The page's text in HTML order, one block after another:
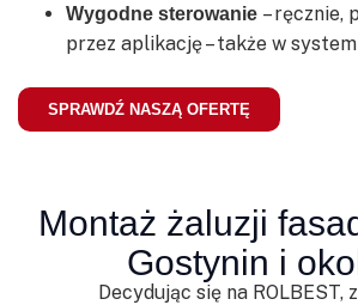
Wygodne sterowanie – ręcznie,
przez aplikację – także w
SPRAWDŹ NASZĄ OFERTĘ
Montaż żaluzji
Gostynin i
Decydując się na ROLBEST,